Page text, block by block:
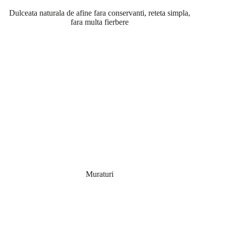
Dulceata naturala de afine fara conservanti, reteta simpla,
fara multa fierbere
Muraturi